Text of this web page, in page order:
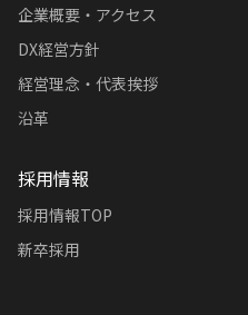
企業概要・アクセス
DX経営方針
経営理念・代表挨拶
沿革
採用情報
採用情報TOP
新卒採用